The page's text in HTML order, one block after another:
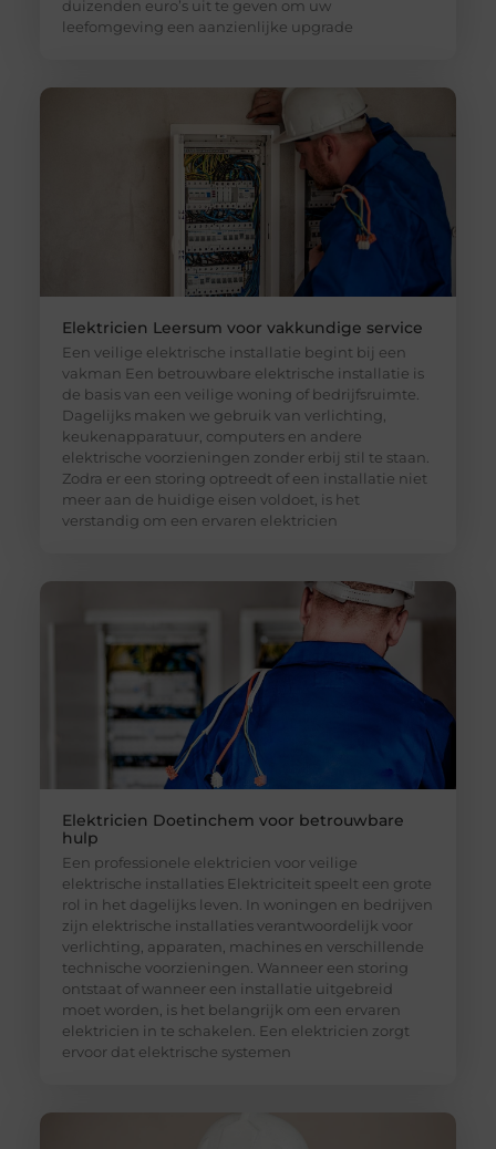
duizenden euro’s uit te geven om uw
leefomgeving een aanzienlijke upgrade
Elektricien Leersum voor vakkundige service
Een veilige elektrische installatie begint bij een
vakman Een betrouwbare elektrische installatie is
de basis van een veilige woning of bedrijfsruimte.
Dagelijks maken we gebruik van verlichting,
keukenapparatuur, computers en andere
elektrische voorzieningen zonder erbij stil te staan.
Zodra er een storing optreedt of een installatie niet
meer aan de huidige eisen voldoet, is het
verstandig om een ervaren elektricien
Elektricien Doetinchem voor betrouwbare
hulp
Een professionele elektricien voor veilige
elektrische installaties Elektriciteit speelt een grote
rol in het dagelijks leven. In woningen en bedrijven
zijn elektrische installaties verantwoordelijk voor
verlichting, apparaten, machines en verschillende
technische voorzieningen. Wanneer een storing
ontstaat of wanneer een installatie uitgebreid
moet worden, is het belangrijk om een ervaren
elektricien in te schakelen. Een elektricien zorgt
ervoor dat elektrische systemen